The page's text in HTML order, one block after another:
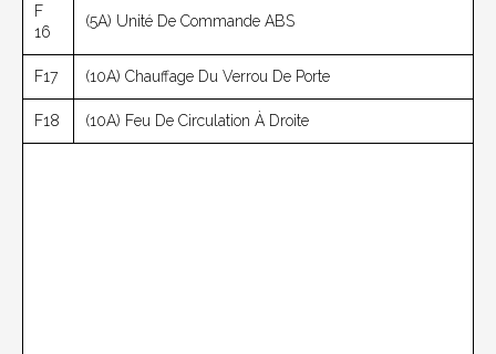
F
16
(5A) Unité De Commande ABS
F17 (10A) Chauffage Du Verrou De Porte
F18 (10A) Feu De Circulation À Droite